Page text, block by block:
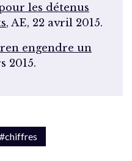
les détenus
, AE, 22 avril 2015.
engendre un
2015.
#chiffres